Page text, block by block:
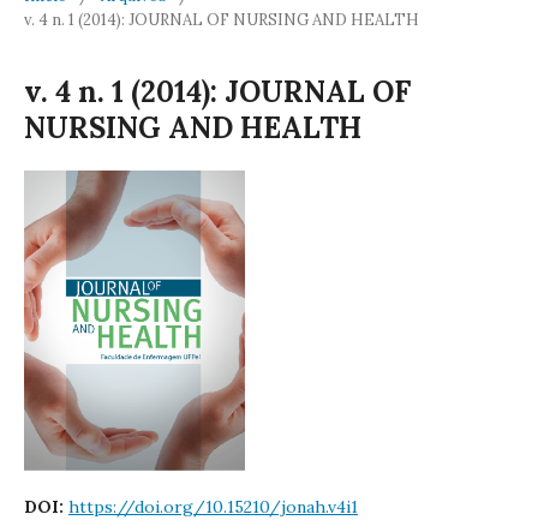
v. 4 n. 1 (2014): JOURNAL OF NURSING AND HEALTH
v. 4 n. 1 (2014): JOURNAL OF
NURSING AND HEALTH
DOI: https://doi.org/10.15210/jonah.v4i1